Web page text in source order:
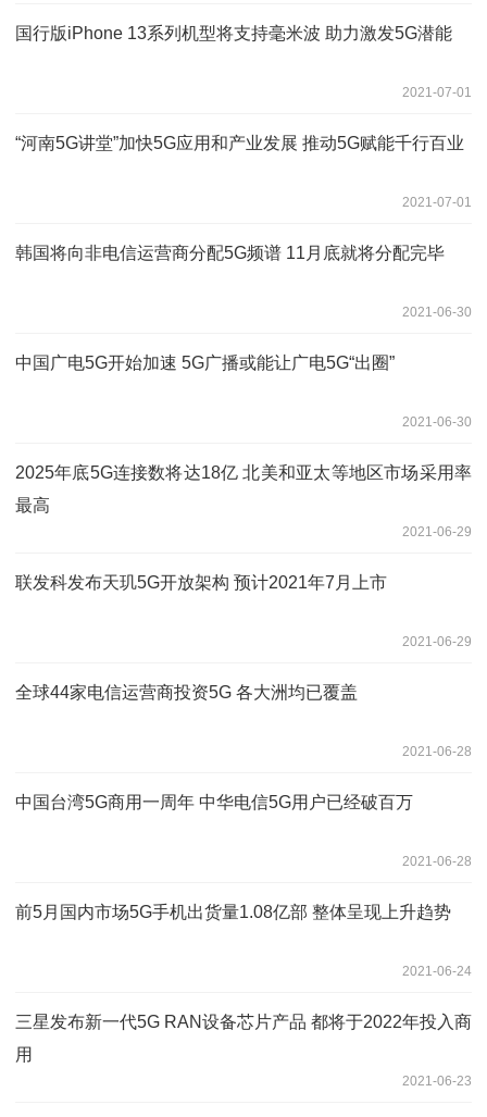
国行版iPhone 13系列机型将支持毫米波 助力激发5G潜能
2021-07-01
“河南5G讲堂”加快5G应用和产业发展 推动5G赋能千行百业
2021-07-01
韩国将向非电信运营商分配5G频谱 11月底就将分配完毕
2021-06-30
中国广电5G开始加速 5G广播或能让广电5G“出圈”
2021-06-30
2025年底5G连接数将达18亿 北美和亚太等地区市场采用率
最高
2021-06-29
联发科发布天玑5G开放架构 预计2021年7月上市
2021-06-29
全球44家电信运营商投资5G 各大洲均已覆盖
2021-06-28
中国台湾5G商用一周年 中华电信5G用户已经破百万
2021-06-28
前5月国内市场5G手机出货量1.08亿部 整体呈现上升趋势
2021-06-24
三星发布新一代5G RAN设备芯片产品 都将于2022年投入商
用
2021-06-23